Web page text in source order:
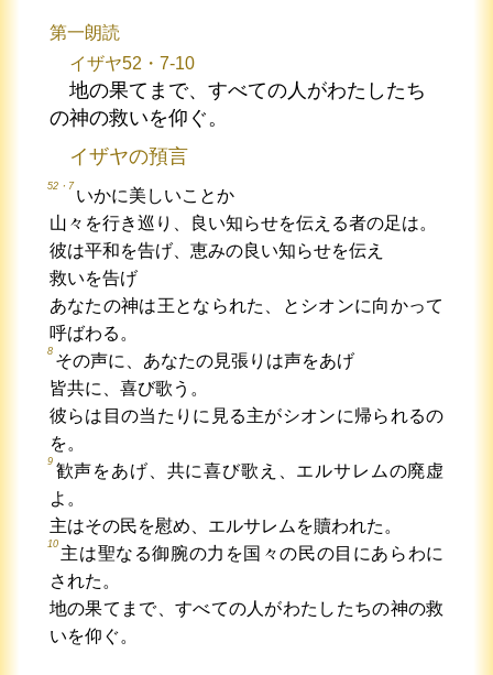
第一朗読
イザヤ52・7-10
地の果てまで、すべての人がわたしたち
の神の救いを仰ぐ。
イザヤの預言
52・7
いかに美しいことか
山々を行き巡り、良い知らせを伝える者の足は。
彼は平和を告げ、恵みの良い知らせを伝え
救いを告げ
あなたの神は王となられた、とシオンに向かって
呼ばわる。
8
その声に、あなたの見張りは声をあげ
皆共に、喜び歌う。
彼らは目の当たりに見る主がシオンに帰られるの
を。
9
歓声をあげ、共に喜び歌え、エルサレムの廃虚
よ。
主はその民を慰め、エルサレムを贖われた。
10
主は聖なる御腕の力を国々の民の目にあらわに
された。
地の果てまで、すべての人がわたしたちの神の救
いを仰ぐ。